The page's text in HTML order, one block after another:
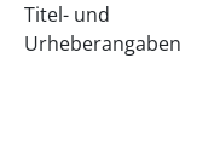
Titel- und
Urheberangaben